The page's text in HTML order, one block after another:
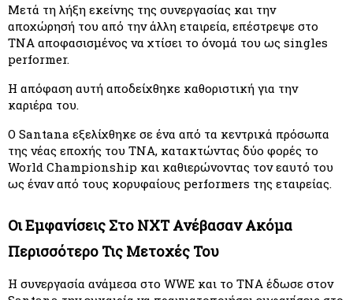
Μετά τη λήξη εκείνης της συνεργασίας και την
αποχώρησή του από την άλλη εταιρεία, επέστρεψε στο
TNA αποφασισμένος να χτίσει το όνομά του ως singles
performer.
Η απόφαση αυτή αποδείχθηκε καθοριστική για την
καριέρα του.
Ο Santana εξελίχθηκε σε ένα από τα κεντρικά πρόσωπα
της νέας εποχής του TNA, κατακτώντας δύο φορές το
World Championship και καθιερώνοντας τον εαυτό του
ως έναν από τους κορυφαίους performers της εταιρείας.
Οι Εμφανίσεις Στο NXT Ανέβασαν Ακόμα
Περισσότερο Τις Μετοχές Του
Η συνεργασία ανάμεσα στο WWE και το TNA έδωσε στον